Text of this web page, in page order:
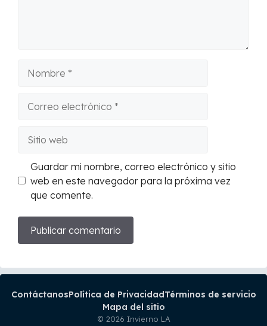
electrónico
web
Guardar mi nombre, correo electrónico y sitio
web en este navegador para la próxima vez
que comente.
ContáctanosPolítica de PrivacidadTérminos de servicio
Mapa del sitio
© 2026 Invierno LA